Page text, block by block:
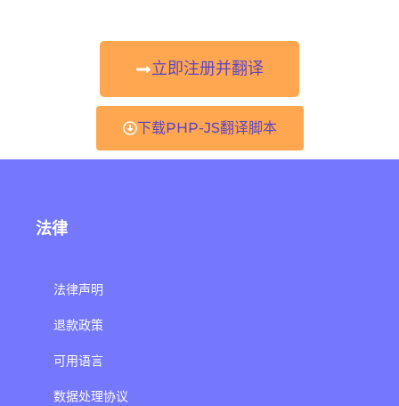
立即注册并翻译
下载PHP-JS翻译脚本
法律
法律声明
退款政策
可用语言
数据处理协议